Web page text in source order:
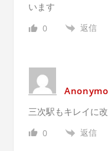
います
0 返信
三次駅もキレイに
0 返信